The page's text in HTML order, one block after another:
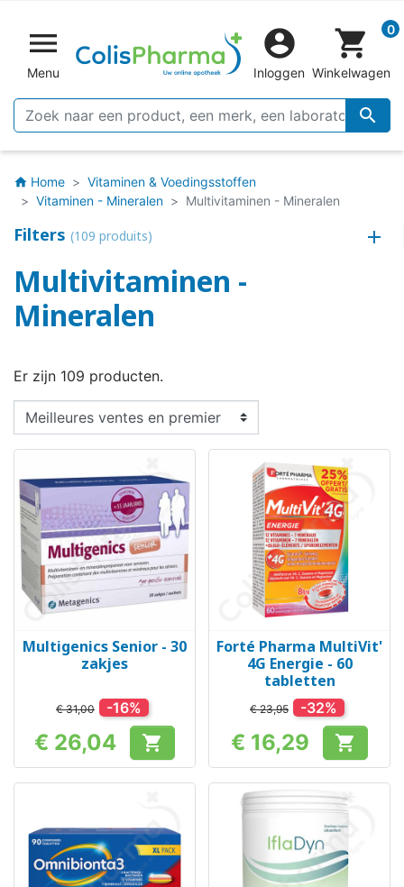

Menu


Inloggen
shopping_cart 0
Winkelwagen
home Home
Vitaminen & Voedingsstoffen
Vitaminen - Mineralen
Multivitaminen - Mineralen
Filters (109 produits)
Multivitaminen -
Mineralen
Er zijn 109 producten.
Multigenics Senior - 30
zakjes
€ 31,00 -16%
Prijs
€ 26,04 
Forté Pharma MultiVit'
4G Energie - 60
tabletten
€ 23,95 -32%
Prijs
€ 16,29 